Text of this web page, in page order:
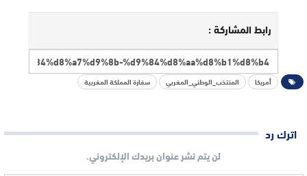
رابط المشاركة :
أمريكا المنتخب_الوطني_المغربي سفارة المملكة المغربية
اترك رد
لن يتم نشر عنوان بريدك الإلكتروني.